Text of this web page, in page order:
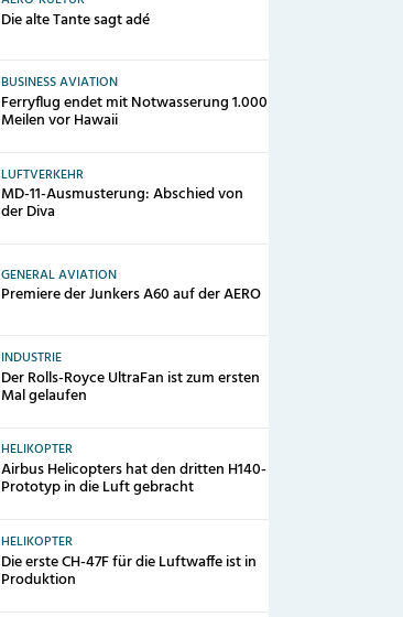
Die alte Tante sagt adé
BUSINESS AVIATION
Ferryflug endet mit Notwasserung 1.000
Meilen vor Hawaii
LUFTVERKEHR
MD-11-Ausmusterung: Abschied von
der Diva
GENERAL AVIATION
Premiere der Junkers A60 auf der AERO
INDUSTRIE
Der Rolls-Royce UltraFan ist zum ersten
Mal gelaufen
HELIKOPTER
Airbus Helicopters hat den dritten H140-
Prototyp in die Luft gebracht
HELIKOPTER
Die erste CH-47F für die Luftwaffe ist in
Produktion